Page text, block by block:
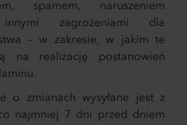
spamem, naruszeniem
zagrożeniami dla
– w zakresie, w jakim te
na realizację postanowień
o zmianach wysyłane jest z
najmniej 7 dni przed dniem